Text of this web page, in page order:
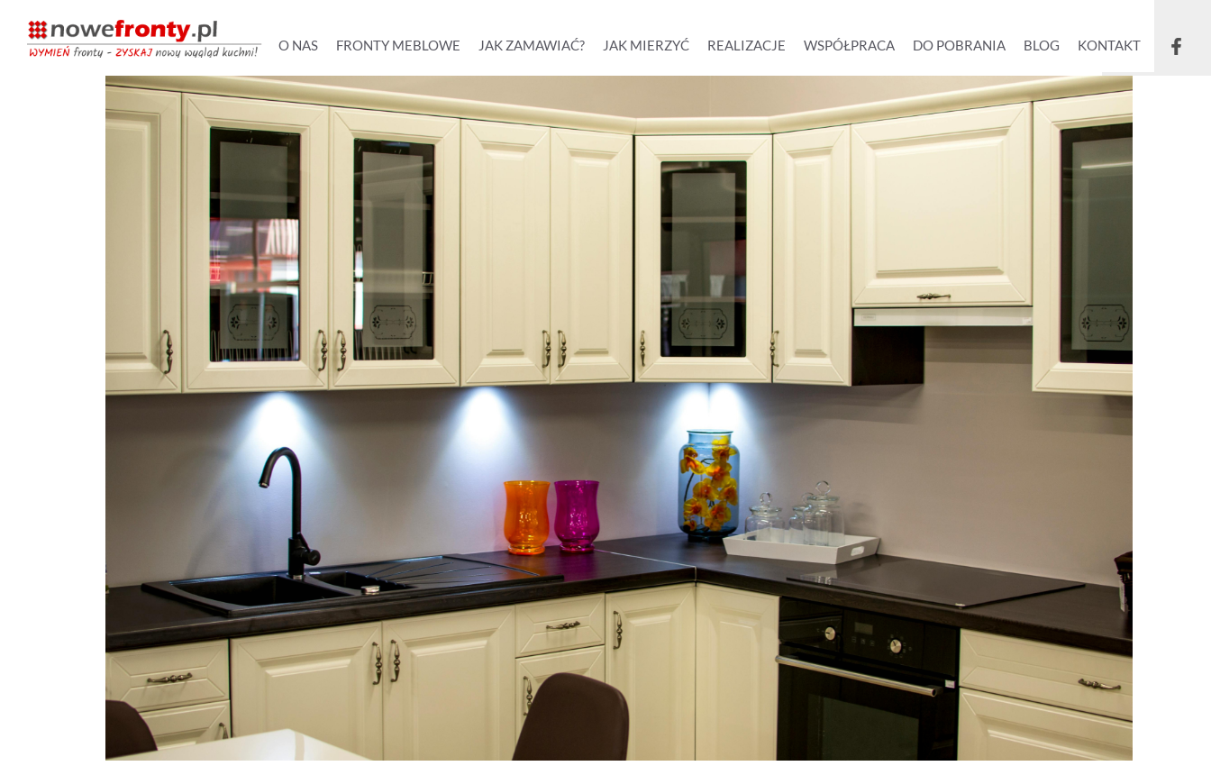
O NAS FRONTY MEBLOWE JAK ZAMAWIAĆ? JAK MIERZYĆ REALIZACJE WSPÓŁPRACA DO POBRANIA BLOG KONTAKT